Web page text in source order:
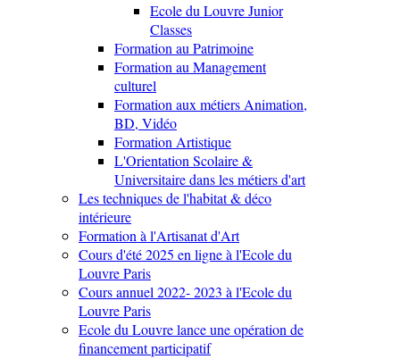
Ecole du Louvre Junior
Classes
Formation au Patrimoine
Formation au Management
culturel
Formation aux métiers Animation,
BD, Vidéo
Formation Artistique
L'Orientation Scolaire &
Universitaire dans les métiers d'art
Les techniques de l'habitat & déco
intérieure
Formation à l'Artisanat d'Art
Cours d'été 2025 en ligne à l'Ecole du
Louvre Paris
Cours annuel 2022- 2023 à l'Ecole du
Louvre Paris
Ecole du Louvre lance une opération de
financement participatif